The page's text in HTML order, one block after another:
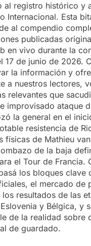
al registro histórico y
Internacional. Esta
al compendio
publicadas
en vivo durante la
17 de junio de 2026.
la información y
a nuestros lectores,
relevantes que
improvisado ataque
la general en el
resistencia de
físicas de Mathieu
de la baja
el Tour de Francia.
los bloques clave
el mercado de
los resultados de las
y Bélgica, y
de la realidad sobre
de guardado.